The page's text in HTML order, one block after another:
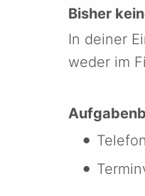
Bisher
In deiner
weder im